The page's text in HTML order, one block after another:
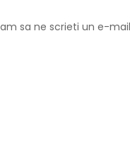
sa ne scrieti un e-